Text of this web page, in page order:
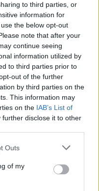
to third parties, or
information for
the below opt-out
note that after your
continue seeing
information utilized by
to third parties prior to
out of the further
by third parties on the
This information may
on the IAB’s List of
further disclose it to other
one or more Google
You may click to
its third-party tags to
in below Google
Outs
of my
επισημαίνοντας
πρωτοβάθμιας